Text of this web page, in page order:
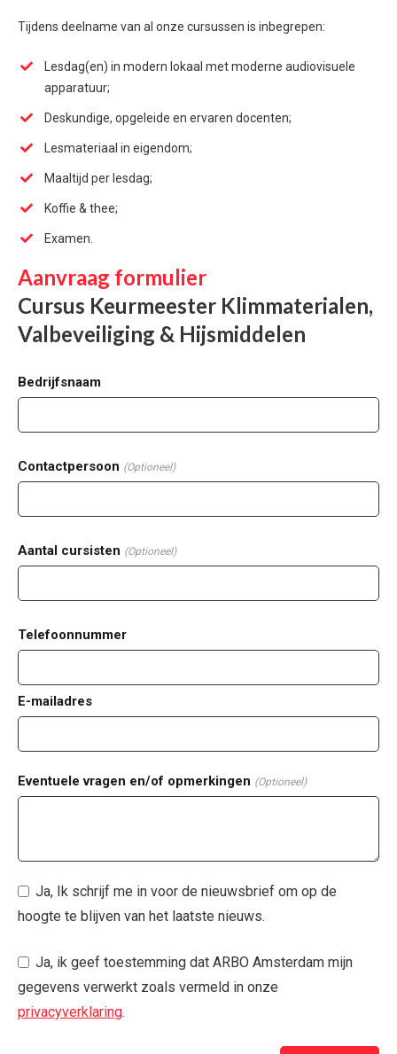
Tijdens deelname van al onze cursussen is inbegrepen:
Lesdag(en) in modern lokaal met moderne audiovisuele
apparatuur;
Deskundige, opgeleide en ervaren docenten;
Lesmateriaal in eigendom;
Maaltijd per lesdag;
Koffie & thee;
Examen.
Aanvraag formulier
Cursus Keurmeester Klimmaterialen,
Valbeveiliging & Hijsmiddelen
Bedrijfsnaam
Contactpersoon (Optioneel)
Aantal cursisten (Optioneel)
Telefoonnummer
E-mailadres
Eventuele vragen en/of opmerkingen (Optioneel)
Ja, Ik schrijf me in voor de nieuwsbrief om op de
hoogte te blijven van het laatste nieuws.
Ja, ik geef toestemming dat ARBO Amsterdam mijn
gegevens verwerkt zoals vermeld in onze
privacyverklaring.